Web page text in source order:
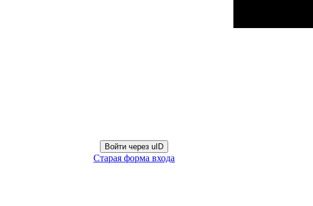
Войти через uID
Старая форма входа